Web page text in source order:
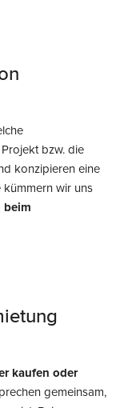
bzw. die
konzipieren eine
wir uns
beim
kaufen oder
gemeinsam,